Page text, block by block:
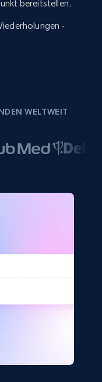
bereitstellen.
-
WELTWEIT